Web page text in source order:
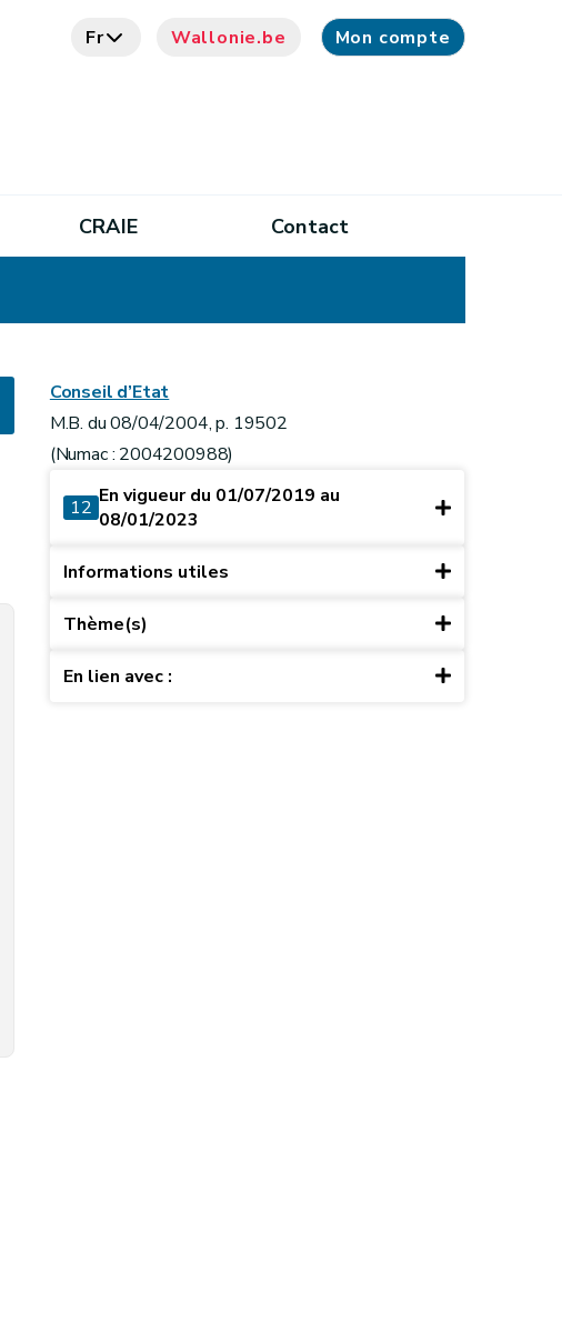
Fr Wallonie.be Mon compte
CRAIE Contact
Conseil d’Etat
M.B. du 08/04/2004, p. 19502
(Numac : 2004200988)
12 En vigueur du 01/07/2019 au
08/01/2023
Informations utiles
Thème(s)
En lien avec :